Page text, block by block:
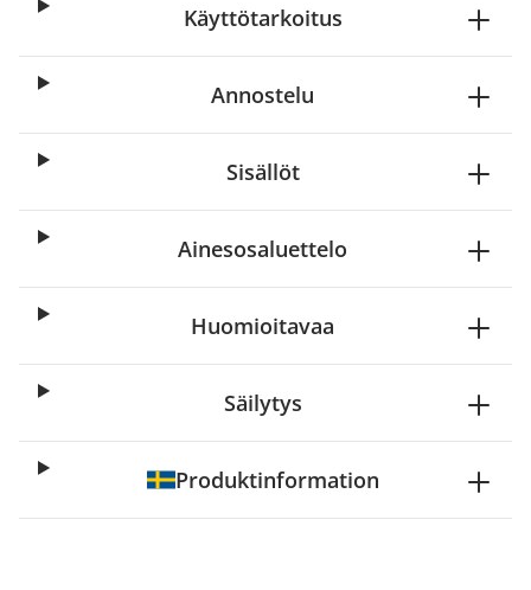
Käyttötarkoitus
Annostelu
Sisällöt
Ainesosaluettelo
Huomioitavaa
Säilytys
Produktinformation